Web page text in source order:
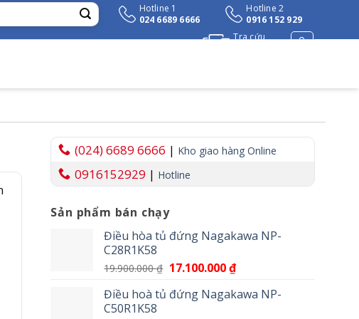
Hotline 1
024 6689 6666
Hotline 2
0916 152 929
Tra cứu
(024) 6689 6666 | Kho giao hàng Online
0916152929 | Hotline
Sản phẩm bán chạy
Điều hòa tủ đứng Nagakawa NP-
C28R1K58
19.900.000₫ Giá
là:
17.100.000₫Giá
tại
Điều hoà tủ đứng Nagakawa NP-
C50R1K58